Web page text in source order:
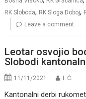
RK Sloboda, RK Sloga Doboj,
Leave a comment
Leotar osvojio
Slobodi
11/11/2021 I. Ć.
Kantonalni derbi